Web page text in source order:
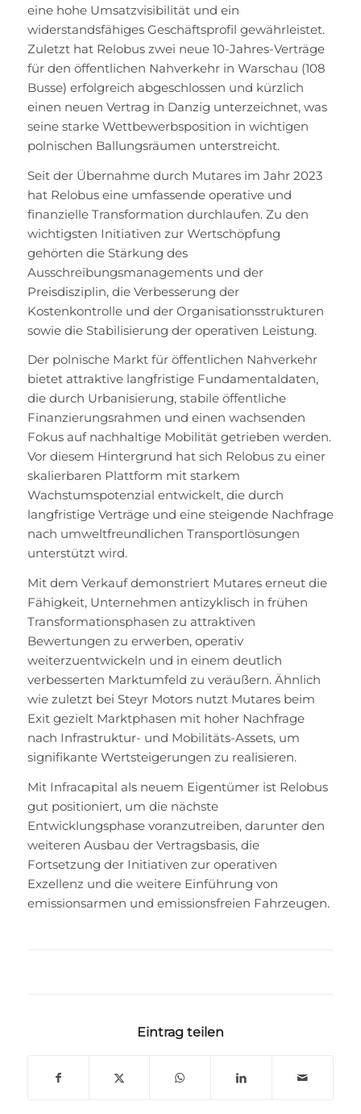
eine hohe Umsatzvisibilität und ein
widerstandsfähiges Geschäftsprofil gewährleistet.
Zuletzt hat Relobus zwei neue 10-Jahres-Verträge
für den öffentlichen Nahverkehr in Warschau (108
Busse) erfolgreich abgeschlossen und kürzlich
einen neuen Vertrag in Danzig unterzeichnet, was
seine starke Wettbewerbsposition in wichtigen
polnischen Ballungsräumen unterstreicht.
Seit der Übernahme durch Mutares im Jahr 2023
hat Relobus eine umfassende operative und
finanzielle Transformation durchlaufen. Zu den
wichtigsten Initiativen zur Wertschöpfung
gehörten die Stärkung des
Ausschreibungsmanagements und der
Preisdisziplin, die Verbesserung der
Kostenkontrolle und der Organisationsstrukturen
sowie die Stabilisierung der operativen Leistung.
Der polnische Markt für öffentlichen Nahverkehr
bietet attraktive langfristige Fundamentaldaten,
die durch Urbanisierung, stabile öffentliche
Finanzierungsrahmen und einen wachsenden
Fokus auf nachhaltige Mobilität getrieben werden.
Vor diesem Hintergrund hat sich Relobus zu einer
skalierbaren Plattform mit starkem
Wachstumspotenzial entwickelt, die durch
langfristige Verträge und eine steigende Nachfrage
nach umweltfreundlichen Transportlösungen
unterstützt wird.
Mit dem Verkauf demonstriert Mutares erneut die
Fähigkeit, Unternehmen antizyklisch in frühen
Transformationsphasen zu attraktiven
Bewertungen zu erwerben, operativ
weiterzuentwickeln und in einem deutlich
verbesserten Marktumfeld zu veräußern. Ähnlich
wie zuletzt bei Steyr Motors nutzt Mutares beim
Exit gezielt Marktphasen mit hoher Nachfrage
nach Infrastruktur- und Mobilitäts-Assets, um
signifikante Wertsteigerungen zu realisieren.
Mit Infracapital als neuem Eigentümer ist Relobus
gut positioniert, um die nächste
Entwicklungsphase voranzutreiben, darunter den
weiteren Ausbau der Vertragsbasis, die
Fortsetzung der Initiativen zur operativen
Exzellenz und die weitere Einführung von
emissionsarmen und emissionsfreien Fahrzeugen.
Eintrag teilen